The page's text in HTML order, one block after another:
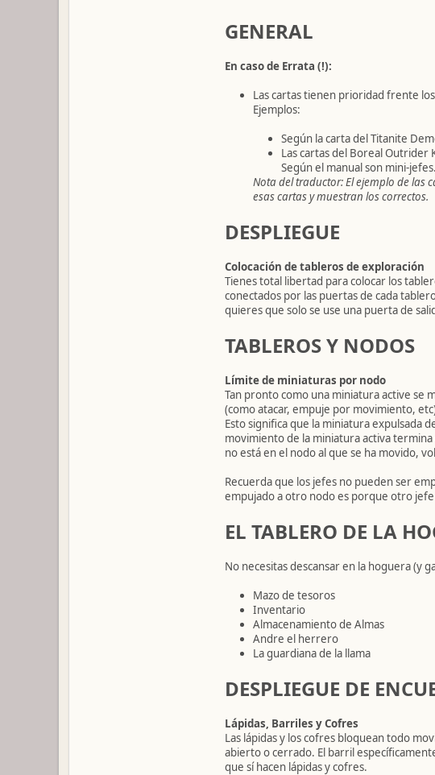
GENERAL
En caso de Errata (!):
Las cartas tienen prioridad frente
Ejemplos:
Según la carta del Titanite
Las cartas del Boreal
Según el manual son mini-
Nota del traductor: El ejemplo de las
esas cartas y muestran los correctos.
DESPLIEGUE
Colocación de tableros de exploración
Tienes total libertad para colocar los
conectados por las puertas de cada
quieres que solo se use una puerta de
TABLEROS Y NODOS
Límite de miniaturas por nodo
Tan pronto como una miniatura active se
(como atacar, empuje por movimiento,
Esto significa que la miniatura expulsada
movimiento de la miniatura activa
no está en el nodo al que se ha movido,
Recuerda que los jefes no pueden ser
empujado a otro nodo es porque otro
EL TABLERO DE LA
No necesitas descansar en la hoguera (y
Mazo de tesoros
Inventario
Almacenamiento de Almas
Andre el herrero
La guardiana de la llama
DESPLIEGUE DE
Lápidas, Barriles y Cofres
Las lápidas y los cofres bloquean todo
abierto o cerrado. El barril
que sí hacen lápidas y cofres.